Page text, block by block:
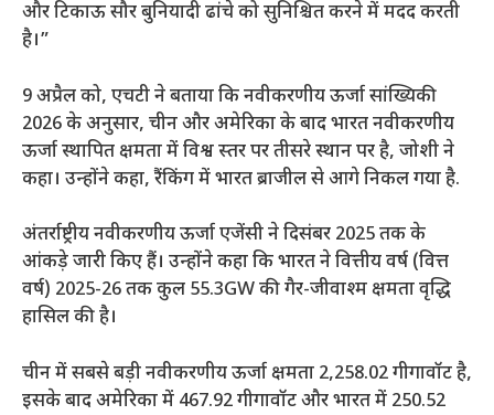
और टिकाऊ सौर बुनियादी ढांचे को सुनिश्चित करने में मदद करती
है।”
9 अप्रैल को, एचटी ने बताया कि नवीकरणीय ऊर्जा सांख्यिकी
2026 के अनुसार, चीन और अमेरिका के बाद भारत नवीकरणीय
ऊर्जा स्थापित क्षमता में विश्व स्तर पर तीसरे स्थान पर है, जोशी ने
कहा। उन्होंने कहा, रैंकिंग में भारत ब्राजील से आगे निकल गया है.
अंतर्राष्ट्रीय नवीकरणीय ऊर्जा एजेंसी ने दिसंबर 2025 तक के
आंकड़े जारी किए हैं। उन्होंने कहा कि भारत ने वित्तीय वर्ष (वित्त
वर्ष) 2025-26 तक कुल 55.3GW की गैर-जीवाश्म क्षमता वृद्धि
हासिल की है।
चीन में सबसे बड़ी नवीकरणीय ऊर्जा क्षमता 2,258.02 गीगावॉट है,
इसके बाद अमेरिका में 467.92 गीगावॉट और भारत में 250.52